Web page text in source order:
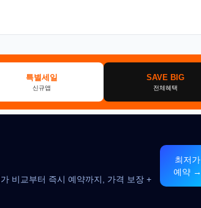
특별세일
신규앱
SAVE BIG
전체혜택
비교부터 즉시 예약까지, 가격 보장 +
최저가
예약 →